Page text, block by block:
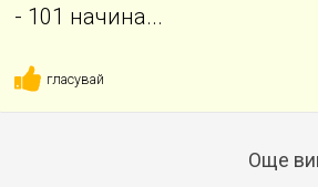
- 101 начина...
гласувай
Още